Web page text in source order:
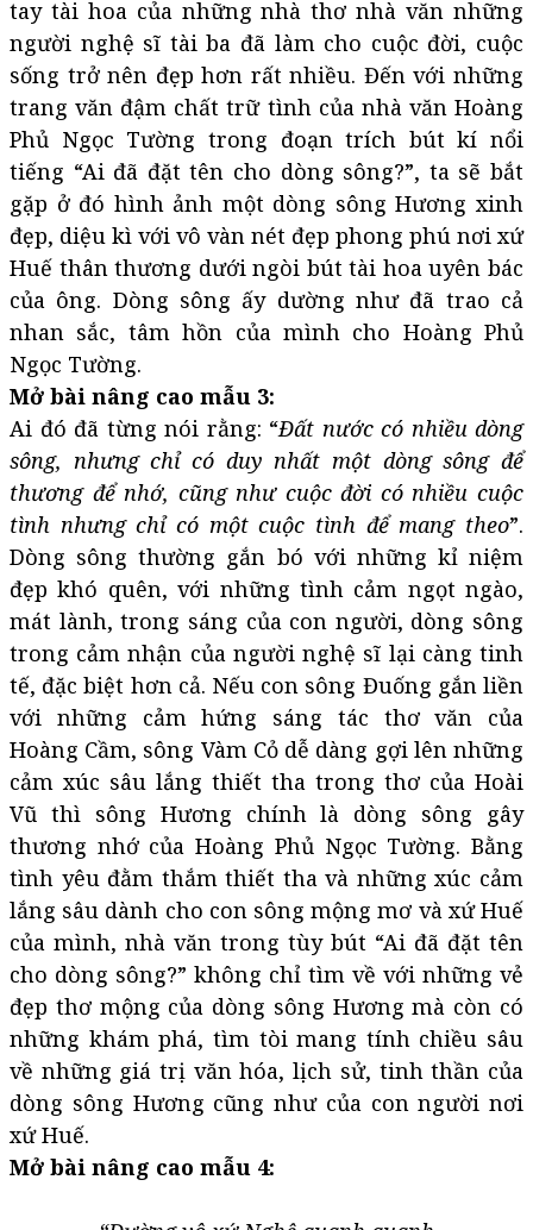
tay tài hoa của những nhà thơ nhà văn những
người nghệ sĩ tài ba đã làm cho cuộc đời, cuộc
sống trở nên đẹp hơn rất nhiều. Đến với những
trang văn đậm chất trữ tình của nhà văn Hoàng
Phủ Ngọc Tường trong đoạn trích bút kí nổi
tiếng “Ai đã đặt tên cho dòng sông?”, ta sẽ bắt
gặp ở đó hình ảnh một dòng sông Hương xinh
đẹp, diệu kì với vô vàn nét đẹp phong phú nơi xứ
Huế thân thương dưới ngòi bút tài hoa uyên bác
của ông. Dòng sông ấy dường như đã trao cả
nhan sắc, tâm hồn của mình cho Hoàng Phủ
Ngọc Tường.
Mở bài nâng cao mẫu 3:
Ai đó đã từng nói rằng: “Đất nước có nhiều dòng
sông, nhưng chỉ có duy nhất một dòng sông để
thương để nhớ, cũng như cuộc đời có nhiều cuộc
tình nhưng chỉ có một cuộc tình để mang theo”.
Dòng sông thường gắn bó với những kỉ niệm
đẹp khó quên, với những tình cảm ngọt ngào,
mát lành, trong sáng của con người, dòng sông
trong cảm nhận của người nghệ sĩ lại càng tinh
tế, đặc biệt hơn cả. Nếu con sông Đuống gắn liền
với những cảm hứng sáng tác thơ văn của
Hoàng Cầm, sông Vàm Cỏ dễ dàng gợi lên những
cảm xúc sâu lắng thiết tha trong thơ của Hoài
Vũ thì sông Hương chính là dòng sông gây
thương nhớ của Hoàng Phủ Ngọc Tường. Bằng
tình yêu đằm thắm thiết tha và những xúc cảm
lắng sâu dành cho con sông mộng mơ và xứ Huế
của mình, nhà văn trong tùy bút “Ai đã đặt tên
cho dòng sông?” không chỉ tìm về với những vẻ
đẹp thơ mộng của dòng sông Hương mà còn có
những khám phá, tìm tòi mang tính chiều sâu
về những giá trị văn hóa, lịch sử, tinh thần của
dòng sông Hương cũng như của con người nơi
xứ Huế.
Mở bài nâng cao mẫu 4: